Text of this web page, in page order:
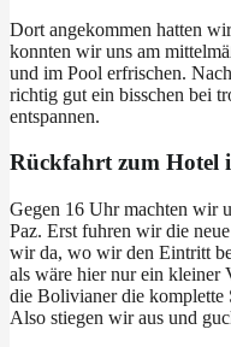
Dort angekommen hatten
konnten wir uns am
und im Pool erfrischen.
richtig gut ein bisschen bei
entspannen.
Rückfahrt zum Hotel
Gegen 16 Uhr machten wir
Paz. Erst fuhren wir die
wir da, wo wir den Eintritt
als wäre hier nur ein kleiner
die Bolivianer die komplette
Also stiegen wir aus und